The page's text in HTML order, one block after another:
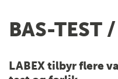
BAS-TEST
LABEX tilbyr flere